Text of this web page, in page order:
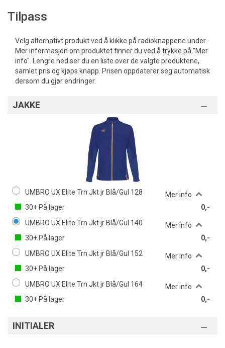
Tilpass
Velg alternativt produkt ved å klikke på radioknappene under.
Mer informasjon om produktet finner du ved å trykke på "Mer
info". Lengre ned ser du en liste over de valgte produktene,
samlet pris og kjøps knapp. Prisen oppdaterer seg automatisk
dersom du gjør endringer.
JAKKE
UMBRO UX Elite Trn Jkt jr Blå/Gul 128
Mer info
30+ På lager
0,-
UMBRO UX Elite Trn Jkt jr Blå/Gul 140
Mer info
30+ På lager
0,-
UMBRO UX Elite Trn Jkt jr Blå/Gul 152
Mer info
30+ På lager
0,-
UMBRO UX Elite Trn Jkt jr Blå/Gul 164
Mer info
30+ På lager 0,-
INITIALER